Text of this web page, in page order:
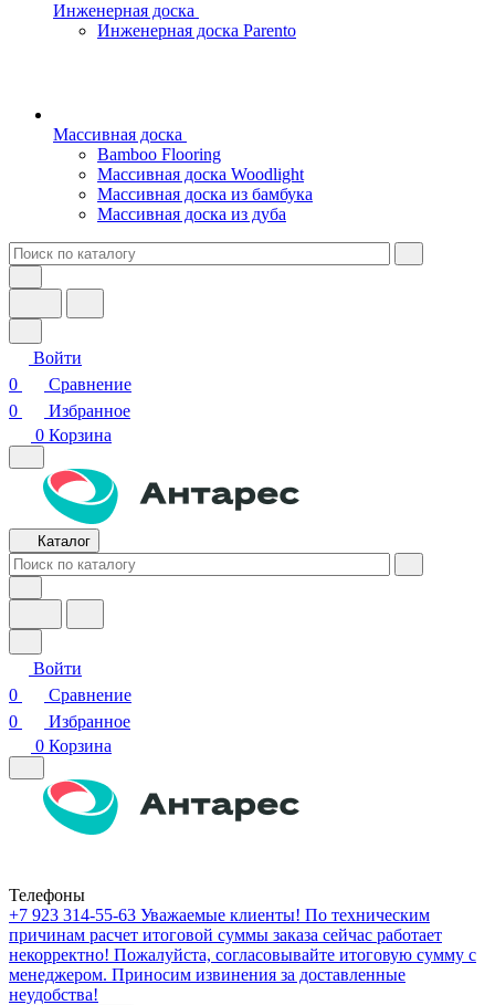
Инженерная доска
Инженерная доска Parento
Массивная доска
Bamboo Flooring
Массивная доска Woodlight
Массивная доска из бамбука
Массивная доска из дуба
Войти
0
Сравнение
0
Избранное
0 Корзина
Каталог
Войти
0
Сравнение
0
Избранное
0 Корзина
Телефоны
+7 923 314-55-63 Уважаемые клиенты! По техническим
причинам расчет итоговой суммы заказа сейчас работает
некорректно! Пожалуйста, согласовывайте итоговую сумму с
менеджером. Приносим извинения за доставленные
неудобства!